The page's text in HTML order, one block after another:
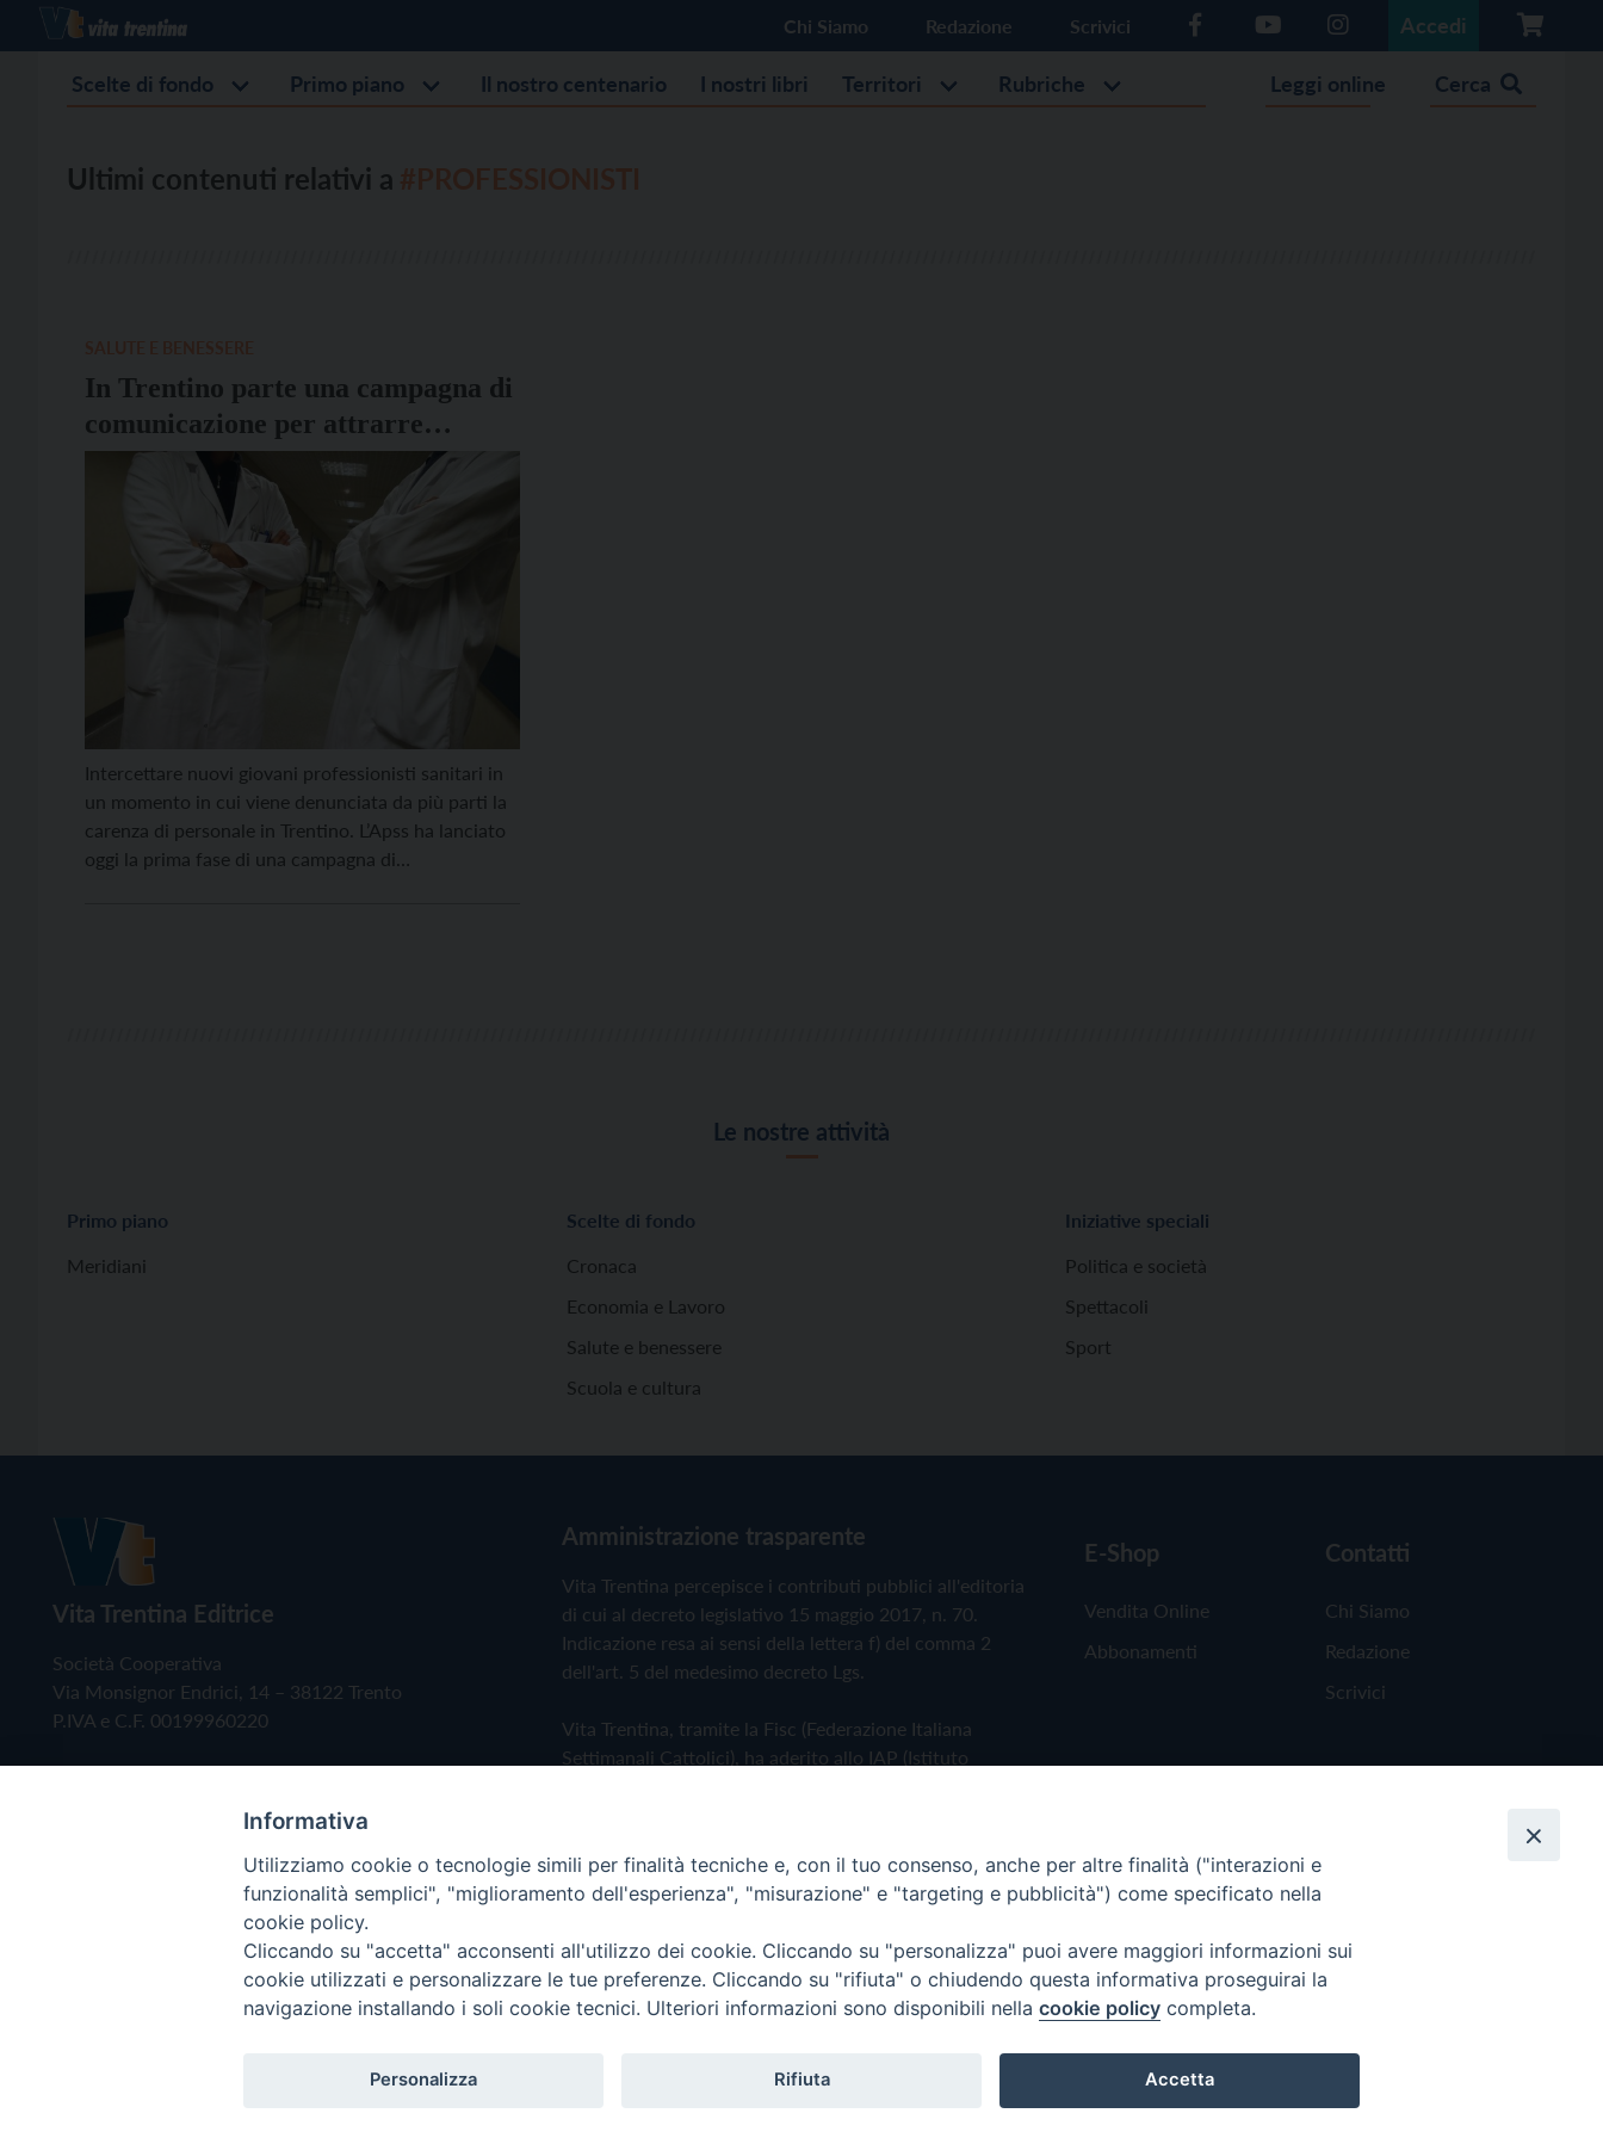
Chi Siamo Redazione Scrivici Accedi
Scelte di fondo Primo piano Il nostro centenario I nostri libri Territori Rubriche Leggi online Cerca
Ultimi contenuti relativi a
In Trentino parte una campagna di
comunicazione per attrarre
professionisti della sanità
Intercettare nuovi giovani professionisti sanitari in
un momento in cui viene denunciata da più parti la
carenza di personale in Trentino. L’Apss ha lanciato
oggi la prima fase di una campagna di
Le nostre attività
Primo piano
Meridiani
Scelte di fondo
Cronaca
Economia e Lavoro
Salute e benessere
Scuola e cultura
Iniziative speciali
Politica e società
Spettacoli
Sport
Vita Trentina Editrice
Società Cooperativa
Via Monsignor Endrici, 14 – 38122 Trento
P.IVA e C.F. 00199960220
Amministrazione trasparente
Vita Trentina percepisce i contributi pubblici all'editoria
di cui al decreto legislativo 15 maggio 2017, n. 70.
Indicazione resa ai sensi della lettera f) del comma 2
dell'art. 5 del medesimo decreto Lgs.
Vita Trentina, tramite la Fisc (Federazione Italiana
Settimanali Cattolici), ha aderito allo IAP (Istituto
Privacy Policy Cookie Policy
E-Shop
Vendita Online
Abbonamenti
Contatti
Chi Siamo
Redazione
Scrivici
Copyright © 2019 - Tutti i diritti riservati - Vita Trentina Editrice
Informativa
Utilizziamo cookie o tecnologie simili per finalità tecniche e, con il tuo consenso, anche per altre finalità ("interazioni e
funzionalità semplici", "miglioramento dell'esperienza", "misurazione" e "targeting e pubblicità") come specificato nella
cookie policy.
Cliccando su "accetta" acconsenti all'utilizzo dei cookie. Cliccando su "personalizza" puoi avere maggiori informazioni sui
cookie utilizzati e personalizzare le tue preferenze. Cliccando su "rifiuta" o chiudendo questa informativa proseguirai la
navigazione installando i soli cookie tecnici. Ulteriori informazioni sono disponibili nella cookie policy completa.
Personalizza Rifiuta Accetta